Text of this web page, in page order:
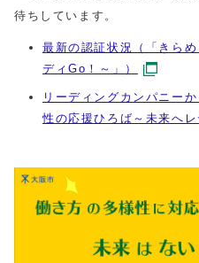
待ちしています。
最新の認証状況（「きら
ディGo！～」）
リーディングカンパニー
性の応援ひろば～未来へレ